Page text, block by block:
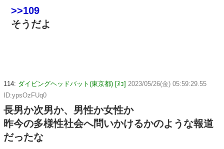
>>109
そうだよ
114: ダイビングヘッドバット(東京都) [ﾇｺ] 2023/05/26(金) 05:59:29.55
ID:ypsOzFUq0
長男か次男か、男性か女性か
昨今の多様性社会へ問いかけるかのような報道
だったな